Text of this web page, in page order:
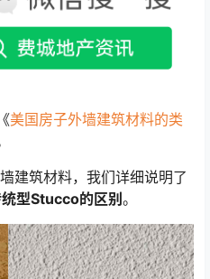
美国房子外墙建筑材料的类
建筑材料，我们详细说明了
型Stucco的区别 。